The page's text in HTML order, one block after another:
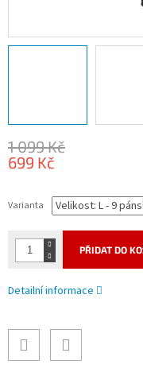
1 099 Kč
699 Kč
cena:
Varianta
PŘIDAT DO
Detailní informace